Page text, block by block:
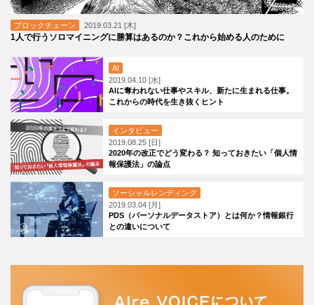
ブロックチェーン 2019.03.21 [木]
1人で行うソロマイニングに勝算はあるのか？これから始める人のために
AI
2019.04.10 [水]
AIに奪われない仕事やスキル、新たに生まれる仕事。
これからの時代を生き抜くヒント
インタビュー
2019.08.25 [日]
2020年の改正でどう変わる？ 知っておきたい「個人情
報保護法」の論点
ソーシャルレンディング
2019.03.04 [月]
PDS（パーソナルデータストア）とは何か？情報銀行
との違いについて